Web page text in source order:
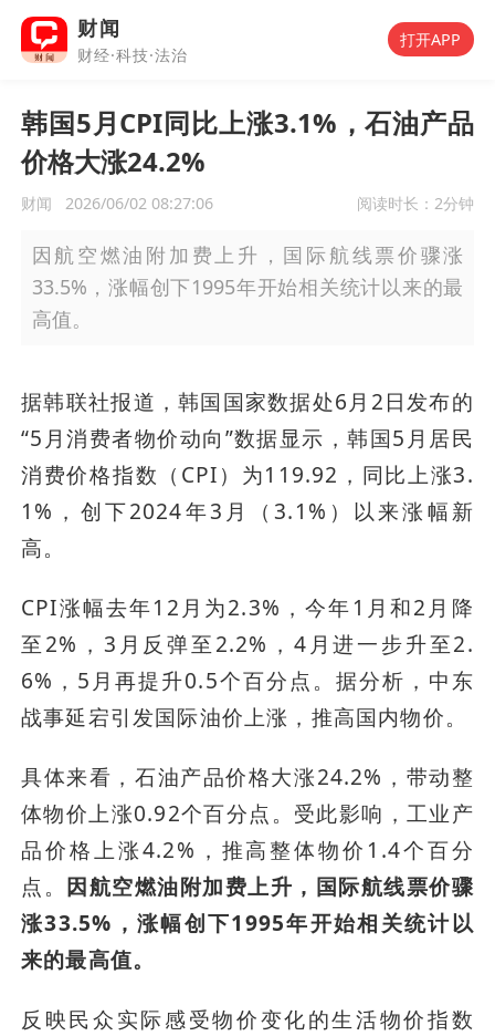
财闻
财经·科技·法治
打开APP
韩国5月CPI同比上涨3.1%，石油产品
价格大涨24.2%
财闻 2026/06/02 08:27:06 阅读时长： 2分钟
因航空燃油附加费上升，国际航线票价骤涨
33.5%，涨幅创下1995年开始相关统计以来的最
高值。
据韩联社报道，韩国国家数据处6月2日发布的
“5月消费者物价动向”数据显示，韩国5月居民
消费价格指数（CPI）为119.92，同比上涨3.
1%，创下2024年3月（3.1%）以来涨幅新
高。
CPI涨幅去年12月为2.3%，今年1月和2月降
至2%，3月反弹至2.2%，4月进一步升至2.
6%，5月再提升0.5个百分点。据分析，中东
战事延宕引发国际油价上涨，推高国内物价。
具体来看，石油产品价格大涨24.2%，带动整
体物价上涨0.92个百分点。受此影响，工业产
品价格上涨4.2%，推高整体物价1.4个百分
点。 因航空燃油附加费上升，国际航线票价骤
涨33.5%，涨幅创下1995年开始相关统计以
来的最高值。
反映民众实际感受物价变化的生活物价指数